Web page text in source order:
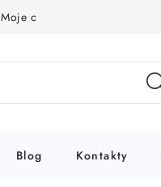
Moje objednávka
Blog Kontakty